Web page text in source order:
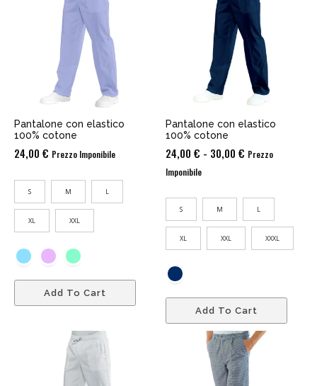
Pantalone con elastico
100% cotone
24,00 € Prezzo Imponibile
S M L
XL XXL
Add To Cart
Pantalone con elastico
100% cotone
24,00 € - 30,00 € Fascia
24,00 €
Prezzo
Imponibile
S M L
XL XXL XXXL
Add To Cart